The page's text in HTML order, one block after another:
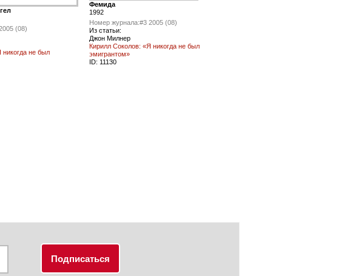
(08)
не был
Фемида
1992
Номер журнала:#3 2005 (08)
Из статьи:
Джон Милнер
Кирилл Соколов: «Я никогда не был
эмигрантом»
ID: 11130